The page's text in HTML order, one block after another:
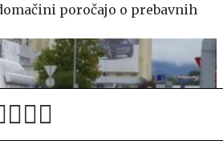
poročajo o prebavnih